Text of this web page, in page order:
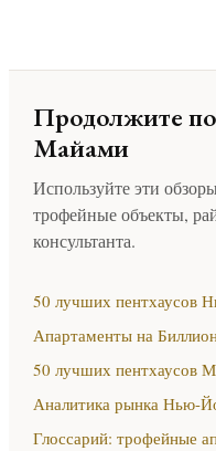
Продолжите
Майами
Используйте эти
трофейные объекты,
консультанта.
50 лучших пентхаусов
Апартаменты на
50 лучших пентхаусов
Аналитика рынка Нью-
Глоссарий: трофейные